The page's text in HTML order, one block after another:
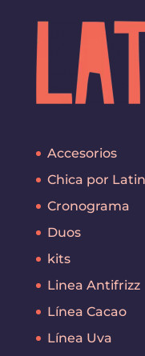
Accesorios
Chica por
Cronograma
Duos
kits
Linea Antifrizz
Línea Cacao
Línea Uva